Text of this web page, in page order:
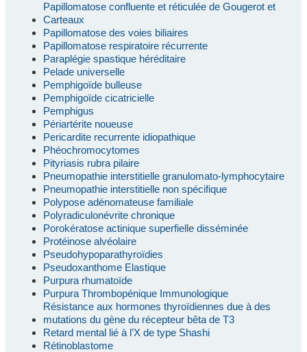
Papillomatose confluente et réticulée de Gougerot et
Carteaux
Papillomatose des voies biliaires
Papillomatose respiratoire récurrente
Paraplégie spastique héréditaire
Pelade universelle
Pemphigoïde bulleuse
Pemphigoïde cicatricielle
Pemphigus
Périartérite noueuse
Pericardite recurrente idiopathique
Phéochromocytomes
Pityriasis rubra pilaire
Pneumopathie interstitielle granulomato-lymphocytaire
Pneumopathie interstitielle non spécifique
Polypose adénomateuse familiale
Polyradiculonévrite chronique
Porokératose actinique superfielle disséminée
Protéinose alvéolaire
Pseudohypoparathyroïdies
Pseudoxanthome Elastique
Purpura rhumatoïde
Purpura Thrombopénique Immunologique
Résistance aux hormones thyroïdiennes due à des
mutations du gène du récepteur bêta de T3
Retard mental lié à l’X de type Shashi
Rétinoblastome